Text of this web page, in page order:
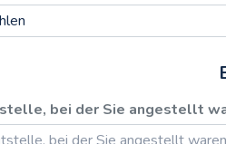
bei der Sie angestellt